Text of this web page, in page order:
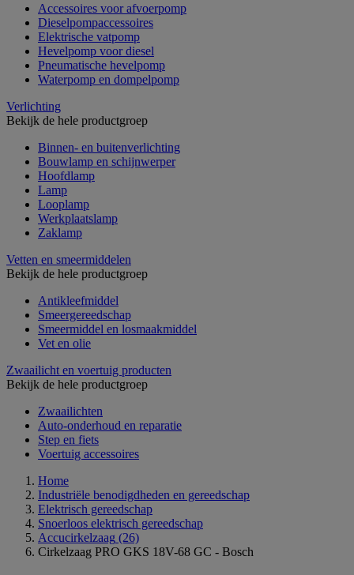
Accessoires voor afvoerpomp
Dieselpompaccessoires
Elektrische vatpomp
Hevelpomp voor diesel
Pneumatische hevelpomp
Waterpomp en dompelpomp
Verlichting
Bekijk de hele productgroep
Binnen- en buitenverlichting
Bouwlamp en schijnwerper
Hoofdlamp
Lamp
Looplamp
Werkplaatslamp
Zaklamp
Vetten en smeermiddelen
Bekijk de hele productgroep
Antikleefmiddel
Smeergereedschap
Smeermiddel en losmaakmiddel
Vet en olie
Zwaailicht en voertuig producten
Bekijk de hele productgroep
Zwaailichten
Auto-onderhoud en reparatie
Step en fiets
Voertuig accessoires
Home
Industriële benodigdheden en gereedschap
Elektrisch gereedschap
Snoerloos elektrisch gereedschap
Accucirkelzaag (26)
Cirkelzaag PRO GKS 18V-68 GC - Bosch